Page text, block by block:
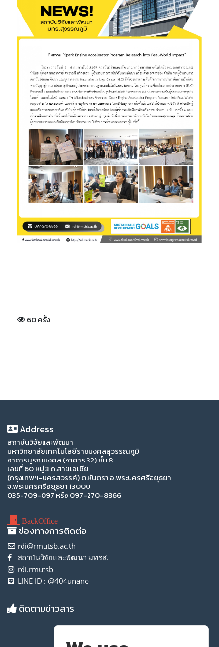
60 ครั้ง
Address
สถาบันวิจัยและพัฒนา
มหาวิทยาลัยเทคโนโลยีราชมงคลสุวรรณภูมิ
อาคารบูรณมงคล (อาคาร 32) ชั้น 8
เลขที่ 60 หมู่ 3 ถ.สายเอเซีย
(กรุงเทพฯ-นครสวรรค์) ต.หันตรา อ.พระนครศรีอยุธยา
จ.พระนครศรีอยุธยา 13000
035-709-097 หรือ 097-270-8866
BackOffice
ช่องทางการติดต่อ
rdi@rmutsb.ac.th
สถาบันวิจัยและพัฒนา มทรส.
rdi.rmutsb
LINE ID : @404unano
ติดตามข่าวสาร